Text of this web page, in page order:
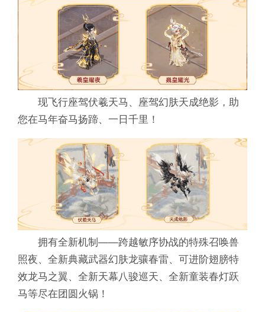
现飞行座驾伏羲天马、座驾幻肤天成绝影，助
您在马年奋马扬蹄、一日千里！
拥有全新机制——跨越敏序协战的特殊召唤兽
照夜、全新典藏武器幻肤龙骧春雷、可进阶翅膀特
效龙马之翼、全新天幕八骏巡天、全新童装春灯跃
马等尽在团圆火锅！